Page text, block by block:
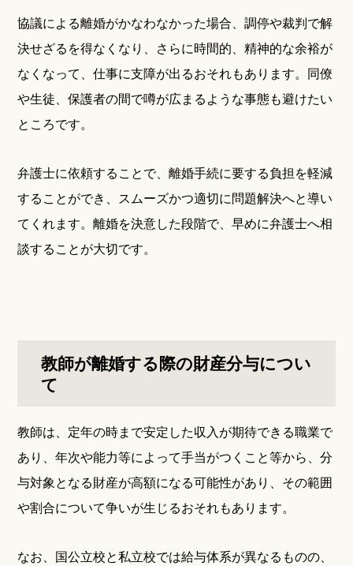
協議による離婚がかなわなかった場合、調停や裁判で解
決せざるを得なくなり、さらに時間的、精神的な余裕が
なくなって、仕事に支障が出るおそれもあります。同僚
や生徒、保護者の間で噂が広まるような事態も避けたい
ところです。
弁護士に依頼することで、離婚手続に要する負担を軽減
することができ、スムーズかつ適切に問題解決へと導い
てくれます。離婚を決意した段階で、早めに弁護士へ相
談することが大切です。
教師が離婚する際の財産分与につい
て
教師は、定年の時まで安定した収入が期待できる職業で
あり、年次や能力等によって手当がつくこと等から、分
与対象となる財産が高額になる可能性があり、その範囲
や割合について争いが生じるおそれもあります。
なお、国公立校と私立校では給与体系が異なるものの、